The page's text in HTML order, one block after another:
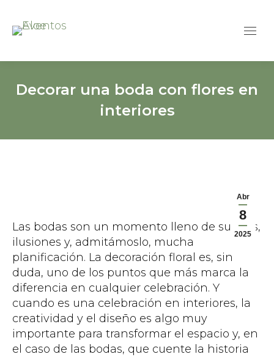
Decorar una boda con flores en
interiores
Abr
8
2025
Las bodas son un momento lleno de sueños,
ilusiones y, admitámoslo, mucha
planificación. La decoración floral es, sin
duda, uno de los puntos que más marca la
diferencia en cualquier celebración. Y
cuando es una celebración en interiores, la
creatividad y el diseño es algo muy
importante para transformar el espacio y, en
el caso de las bodas, que cuente la historia